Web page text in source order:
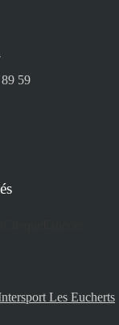
59
Les Eucherts